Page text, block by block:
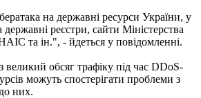
на державні ресурси України, у
державні реєстри, сайти Міністерства
та ін.", - йдеться у повідомленні.
великий обсяг трафіку під час DDoS-
можуть спостерігати проблеми з
них.